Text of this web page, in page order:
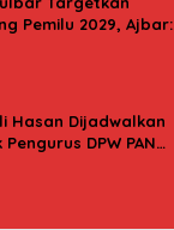
Pemilu 2029, Ajbar:
Hasan Dijadwalkan
DPW PAN